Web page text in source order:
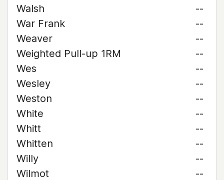
Walsh
--
War Frank
--
Weaver
--
Weighted Pull-up 1RM
--
Wes
--
Wesley
--
Weston
--
White
--
Whitt
--
Whitten
--
Willy
--
Wilmot
--